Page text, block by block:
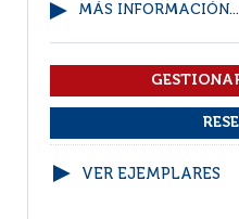
MÁS INFORMACIÓN...
VER EJEMPLARES